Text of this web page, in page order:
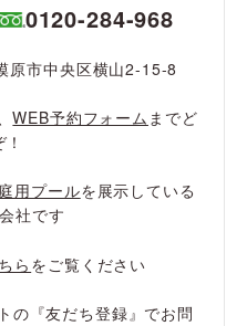
0120-284-968
原市中央区横山2-15-8
WEB予約フォーム までど
用プールを展示している
社です
ら をご覧ください
『友だち登録』でお問